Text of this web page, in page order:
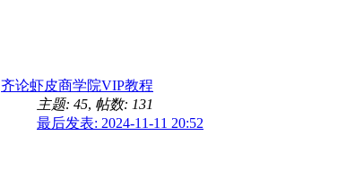
齐论虾皮商学院VIP教程
主题: 45, 帖数: 131
最后发表: 2024-11-11 20:52